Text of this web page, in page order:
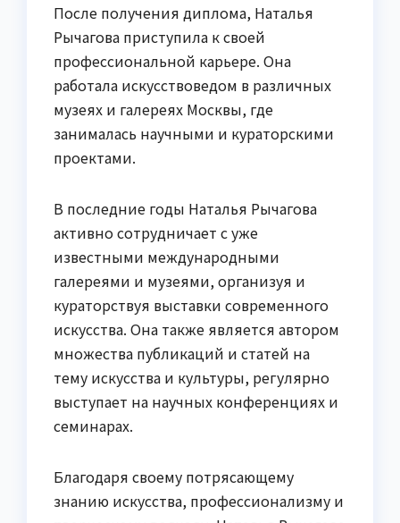
После получения диплома, Наталья
Рычагова приступила к своей
профессиональной карьере. Она
работала искусствоведом в различных
музеях и галереях Москвы, где
занималась научными и кураторскими
проектами.
В последние годы Наталья Рычагова
активно сотрудничает с уже
известными международными
галереями и музеями, организуя и
кураторствуя выставки современного
искусства. Она также является автором
множества публикаций и статей на
тему искусства и культуры, регулярно
выступает на научных конференциях и
семинарах.
Благодаря своему потрясающему
знанию искусства, профессионализму и